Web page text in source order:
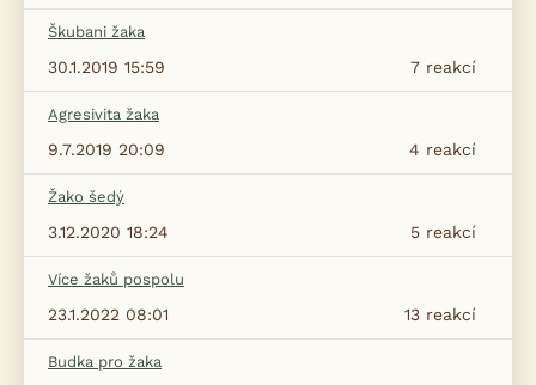
Škubani žaka
7 reakcí
30.1.2019 15:59
Agresivita žaka
4 reakcí
9.7.2019 20:09
Žako šedý
5 reakcí
3.12.2020 18:24
Více žaků pospolu
13 reakcí
23.1.2022 08:01
Budka pro žaka